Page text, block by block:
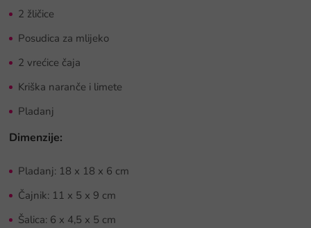
2 žličice
Posudica za mlijeko
2 vrećice čaja
Kriška naranče i limete
Pladanj
Dimenzije:
Pladanj: 18 x 18 x 6 cm
Čajnik: 11 x 5 x 9 cm
Šalica: 6 x 4,5 x 5 cm